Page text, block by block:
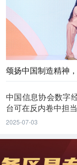
颂扬中国制造精神
中国信息协会数字
台可在反内卷中担
2025-07-03